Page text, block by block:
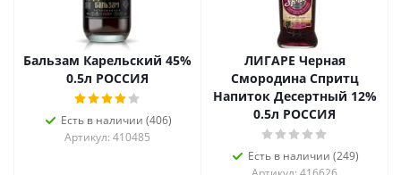
Бальзам Карельский 45%
0.5л РОССИЯ
Есть в наличии (406)
Артикул: 410485
ЛИГАРЕ Черная
Смородина Спритц
Напиток Десертный 12%
0.5л РОССИЯ
Есть в наличии (249)